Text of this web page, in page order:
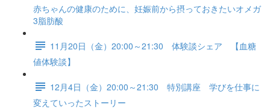
赤ちゃんの健康のために、妊娠前から摂っておきたいオメガ
3脂肪酸
11月20日（金）20:00～21:30 体験談シェア 【血糖
値体験談】
12月4日（金）20:00～21:30 特別講座 学びを仕事に
変えていったストーリー